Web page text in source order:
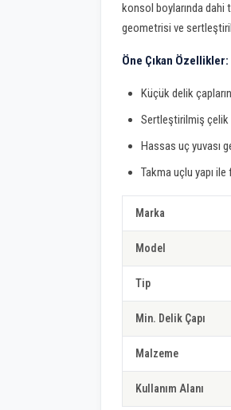
konsol boylarında
geometrisi ve
Öne Çıkan Özellikler:
Küçük delik
Sertleştirilmiş çelik
Hassas uç yuvası
Takma uçlu yapı
Marka
Model
Tip
Min. Delik Çapı
Malzeme
Kullanım Alanı